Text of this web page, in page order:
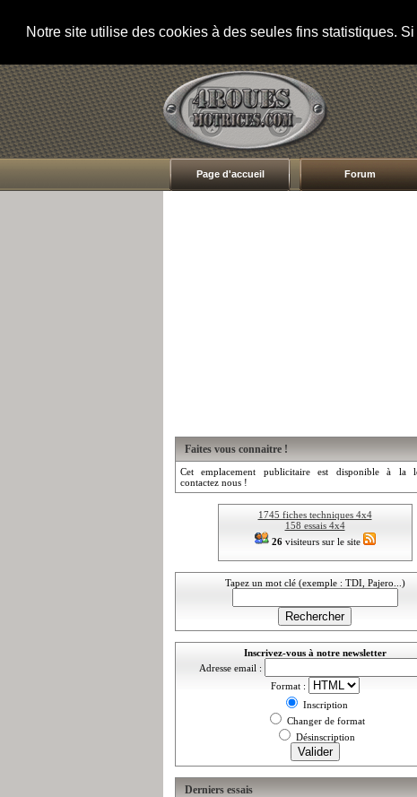
Notre site utilise des cookies à des seules fins statistiques.
Page d'accueil Forum
Faites vous connaitre !
Cet emplacement publicitaire est disponible à la
contactez nous !
1745 fiches techniques 4x4
158 essais 4x4
26visiteurs sur le site
Tapez un mot clé (exemple : TDI, Pajero...)
Inscrivez-vous à notre newsletter
Adresse email :
Format :
Inscription
Changer de format
Désinscription
Derniers essais